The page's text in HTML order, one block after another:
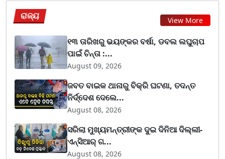
ରାଜ୍ୟ View More
୧୩ ତାରିଖରୁ ଭୟଙ୍କର ବର୍ଷା, ଡବଲ ଲଘୁଚାପ
ପାଇଁ ଚିନ୍ତା :...
August 09, 2026
ଜବତ ବାଇକ ଥାନାରୁ ବିକ୍ରି ଘଟଣା, ତଦନ୍ତ
ନିର୍ଦ୍ଦେଶ ଦେଲେ...
August 08, 2026
ସରିଲା ମୁଖ୍ୟମନ୍ତ୍ରୀଙ୍କ ଦୁଇ ଦିନିଆ ଦିଲ୍ଲୀ-
ଏନ୍‌ସିଆର୍ ଗ...
August 08, 2026